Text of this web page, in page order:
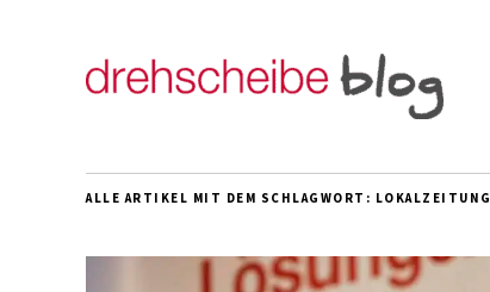
ALLE ARTIKEL MIT DEM SCHLAGWORT: LOKALZEITUNG